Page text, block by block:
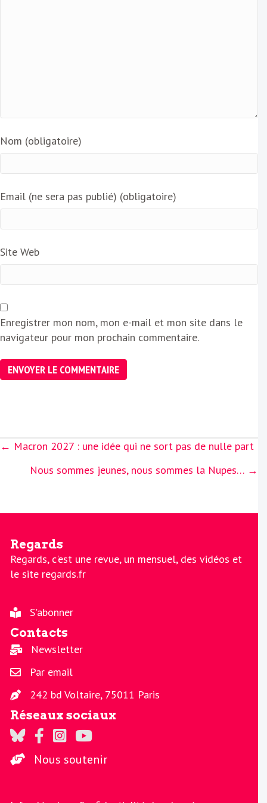
Nom (obligatoire)
Email (ne sera pas publié) (obligatoire)
Site Web
Enregistrer mon nom, mon e-mail et mon site dans le
navigateur pour mon prochain commentaire.
Posts
← Macron 2027 : une idée qui ne sort pas de nulle part
Nous sommes jeunes, nous sommes la Nupes… →
Regards
Regards, c'est une revue, un mensuel, des vidéos et
le site regards.fr
S'abonner
Contacts
Newsletter
Par email
242 bd Voltaire, 75011 Paris
Réseaux sociaux
Regards sur Twitter
Regards sur Facebook
Regards sur Instagram
La chaine Regards sur Youtube
Nous soutenir